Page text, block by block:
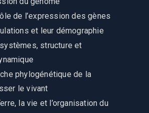
de l’expression des gènes
et leur démographie
structure et
phylogénétique de la
le vivant
la vie et l’organisation du